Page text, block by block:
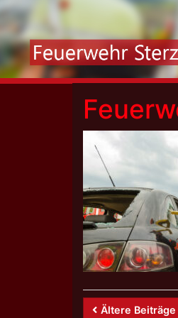
Skip
content
Beitrags-
Ältere Beiträge